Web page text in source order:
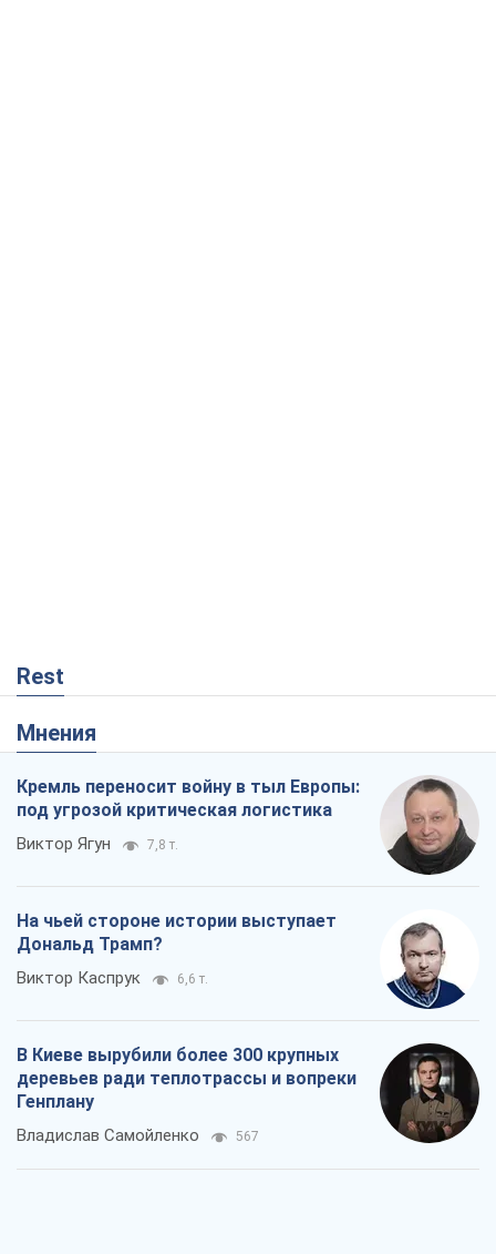
Rest
Мнения
Кремль переносит войну в тыл Европы:
под угрозой критическая логистика
Виктор Ягун 7,8 т.
На чьей стороне истории выступает
Дональд Трамп?
Виктор Каспрук 6,6 т.
В Киеве вырубили более 300 крупных
деревьев ради теплотрассы и вопреки
Генплану
Владислав Самойленко 567